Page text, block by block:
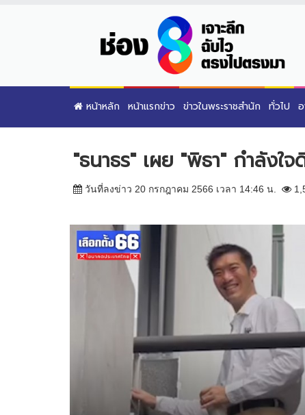
หน้าหลัก หน้าแรกข่าว ข่าวในพระราชสำนัก ทั่วไป
"ธนาธร" เผย "พิธา" กำลัง
วันที่ลงข่าว 20 กรกฎาคม 2566 เวลา 14:46 น.